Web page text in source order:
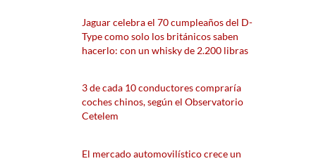
Jaguar celebra el 70 cumpleaños del D-
Type como solo los británicos saben
hacerlo: con un whisky de 2.200 libras
3 de cada 10 conductores compraría
coches chinos, según el Observatorio
Cetelem
El mercado automovilístico crece un